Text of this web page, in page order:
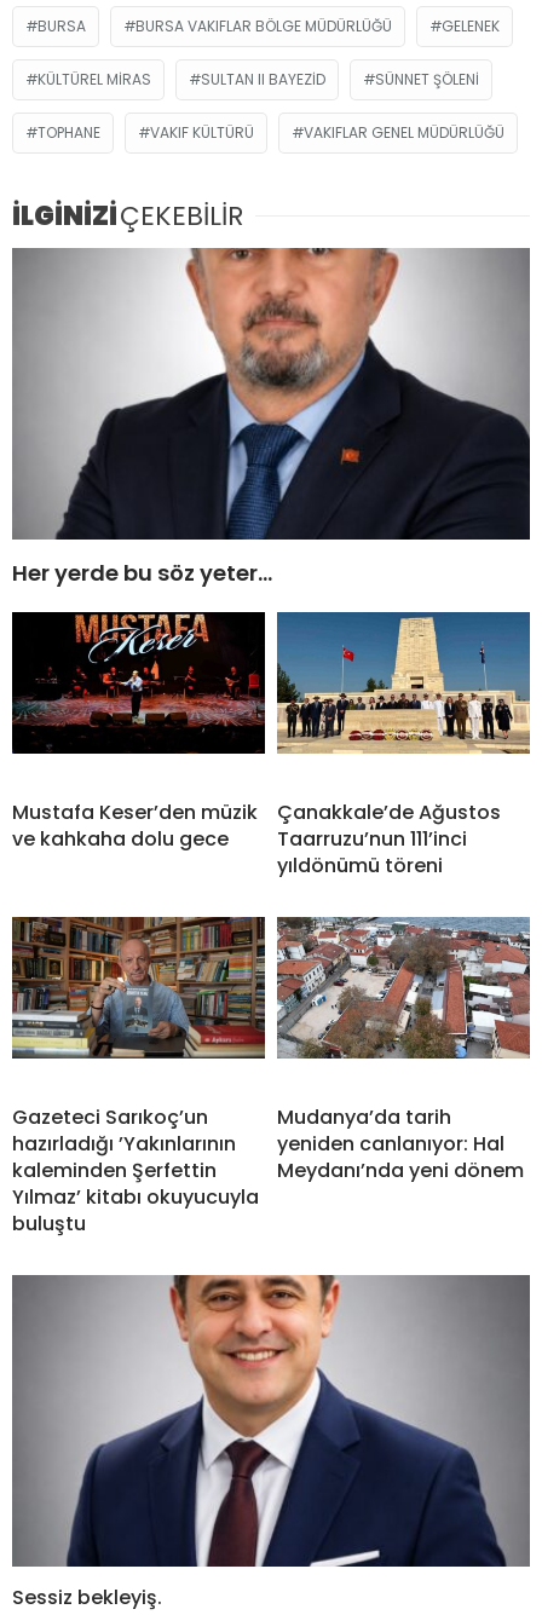
BURSA BURSA VAKIFLAR BÖLGE MÜDÜRLÜĞÜ GELENEK
KÜLTÜREL MIRAS SULTAN II BAYEZID SÜNNET ŞÖLENI
TOPHANE VAKIF KÜLTÜRÜ VAKIFLAR GENEL MÜDÜRLÜĞÜ
İLGİNİZİÇEKEBİLİR
Her yerde bu söz yeter…
Mustafa Keser’den müzik
ve kahkaha dolu gece
Çanakkale’de Ağustos
Taarruzu’nun 111’inci
yıldönümü töreni
Gazeteci Sarıkoç’un
hazırladığı ’Yakınlarının
kaleminden Şerfettin
Yılmaz’ kitabı okuyucuyla
buluştu
Mudanya’da tarih
yeniden canlanıyor: Hal
Meydanı’nda yeni dönem
Sessiz bekleyiş.